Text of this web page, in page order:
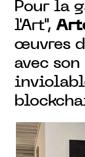
Pour la
l'Art",
œuvres
avec